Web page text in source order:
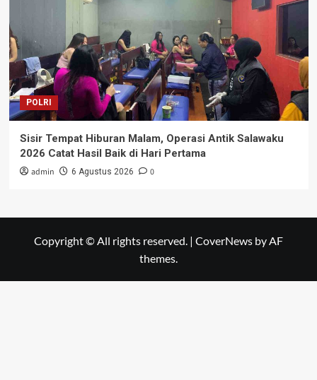
POLRI
Sisir Tempat Hiburan Malam, Operasi Antik Salawaku
2026 Catat Hasil Baik di Hari Pertama
admin 6 Agustus 2026 0
Copyright © All rights reserved. | CoverNews by AF
themes.